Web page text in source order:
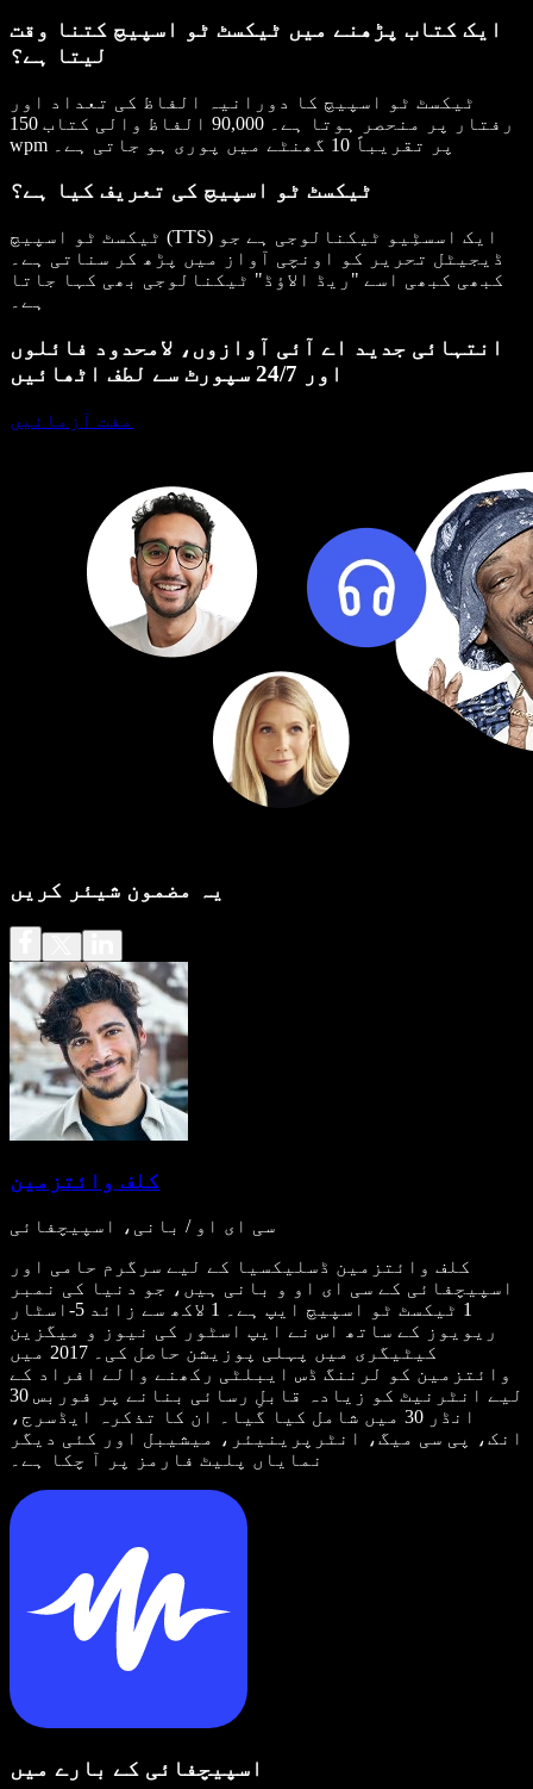
ایک کتاب پڑھنے میں ٹیکسٹ ٹو اسپیچ کتنا وقت
لیتا ہے؟
ٹیکسٹ ٹو اسپیچ کا دورانیہ الفاظ کی تعداد اور
رفتار پر منحصر ہوتا ہے۔ 90,000 الفاظ والی کتاب 150
wpm پر تقریباً 10 گھنٹے میں پوری ہو جاتی ہے۔
ٹیکسٹ ٹو اسپیچ کی تعریف کیا ہے؟
ٹیکسٹ ٹو اسپیچ (TTS) ایک اسسٹِیو ٹیکنالوجی ہے جو
ڈیجیٹل تحریر کو اونچی آواز میں پڑھ کر سناتی ہے۔
کبھی کبھی اسے "ریڈ الاؤڈ" ٹیکنالوجی بھی کہا جاتا
ہے۔
انتہائی جدید اے آئی آوازوں، لامحدود فائلوں
اور 24/7 سپورٹ سے لطف اٹھائیں
مفت آزمائیں
یہ مضمون شیئر کریں
کلف وائتزمین
سی ای او / بانی، اسپیچفائی
کلف وائتزمین ڈسلیکسیا کے لیے سرگرم حامی اور
اسپیچفائی کے سی ای او و بانی ہیں، جو دنیا کی نمبر
1 ٹیکسٹ ٹو اسپیچ ایپ ہے۔ 1 لاکھ سے زائد 5-اسٹار
ریویوز کے ساتھ اس نے ایپ اسٹور کی نیوز و میگزین
کیٹیگری میں پہلی پوزیشن حاصل کی۔ 2017 میں
وائتزمین کو لرننگ ڈس ایبلٹی رکھنے والے افراد کے
لیے انٹرنیٹ کو زیادہ قابلِ رسائی بنانے پر فوربس 30
انڈر 30 میں شامل کیا گیا۔ ان کا تذکرہ ایڈسرج،
انک، پی سی میگ، انٹرپرینیئر، میشیبل اور کئی دیگر
نمایاں پلیٹ فارمز پر آ چکا ہے۔
اسپیچفائی کے بارے میں